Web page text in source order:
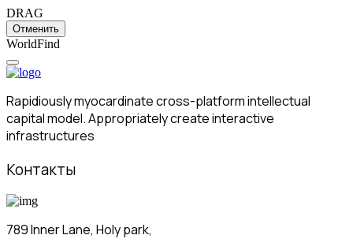
DRAG
Отменить
WorldFind
Rapidiously myocardinate cross-platform intellectual
capital model. Appropriately create interactive
infrastructures
Контакты
789 Inner Lane, Holy park,